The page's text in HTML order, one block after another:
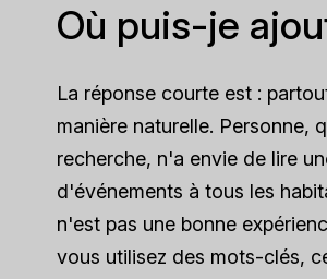
Où puis-je
La réponse courte est :
manière naturelle. Personne,
recherche, n'a envie de lire
d'événements à tous les
n'est pas une bonne
vous utilisez des mots-clés,